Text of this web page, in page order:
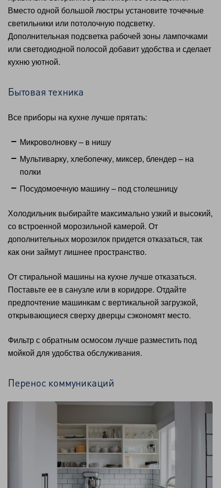
Вместо одной большой люстры установите точечные
светильники или потолочную подсветку.
Дополнительная подсветка рабочей зоны лампочками
или светодиодной полосой добавит удобства и сделает
кухню уютной.
Бытовая техника
Все приборы на кухне лучше прятать:
Микроволновку – в нишу
Мультиварку, хлебопечку, миксер, блендер – на
полки
Посудомоечную машину – под столешницу
Холодильник выбирайте максимально узкий и высокий,
со встроенной морозильной камерой. От
дополнительных морозилок придется отказаться, так
как они займут лишнее пространство.
От стиральной машины на кухне лучше отказаться.
Поставьте ее в санузле или в коридоре. Отдайте
предпочтение машинкам с вертикальной загрузкой,
открывающиеся сверху дверцы сэкономят место.
Фильтр с обратным осмосом лучше разместить под
мойкой для удобства обслуживания.
Перенос коммуникаций